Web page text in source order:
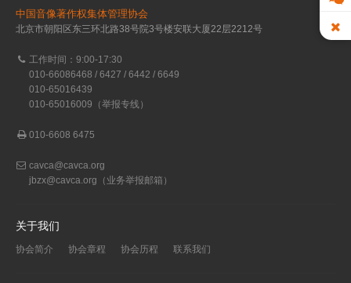
中国音像著作权集体管理协会
北京市朝阳区东三环北路38号院3号楼安联大厦22层2212号
工作时间：9:00-17:30
010-66086468 / 6427 / 6442 / 6649
010-65016439
010-65016009（举报专线）
010-6608 6475
cavca@cavca.org
jbzx@cavca.org （业务举报邮箱）
关于我们
协会简介 协会章程 协会历程 联系我们